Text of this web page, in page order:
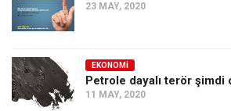
23 MAY, 2020
EKONOMI
Petrole dayalı terör şimdi
11 MAY, 2020